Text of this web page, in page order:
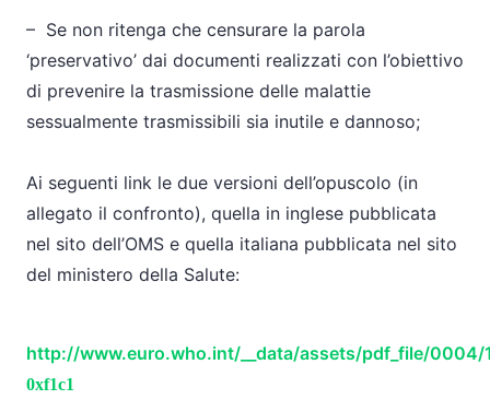
– Se non ritenga che censurare la parola
‘preservativo’ dai documenti realizzati con l’obiettivo
di prevenire la trasmissione delle malattie
sessualmente trasmissibili sia inutile e dannoso;
Ai seguenti link le due versioni dell’opuscolo (in
allegato il confronto), quella in inglese pubblicata
nel sito dell’OMS e quella italiana pubblicata nel sito
del ministero della Salute:
http://www.euro.who.int/__data/assets/pdf_file/0004/